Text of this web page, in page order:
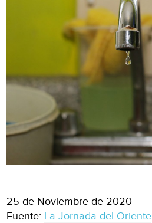
25 de Noviembre de 2020
Fuente: La Jornada del Oriente